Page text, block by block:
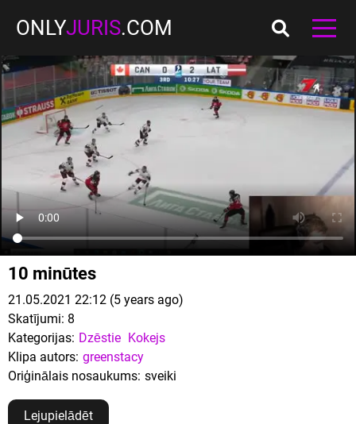
ONLYJURIS.COM
10 minūtes
21.05.2021 22:12 (5 years ago)
Skatījumi: 8
Kategorijas: Dzēstie Kokejs
Klipa autors: greenstacy
Oriģinālais nosaukums: sveiki
Lejupielādēt